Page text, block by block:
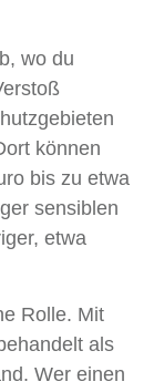
wo du
können
bis zu etwa
sensiblen
etwa
Rolle. Mit
als
Wer einen